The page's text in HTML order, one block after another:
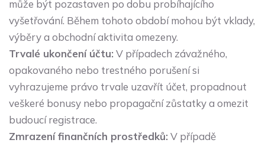
může být pozastaven po dobu probíhajícího
vyšetřování. Během tohoto období mohou být vklady,
výběry a obchodní aktivita omezeny.
Trvalé ukončení účtu: V případech závažného,
opakovaného nebo trestného porušení si
vyhrazujeme právo trvale uzavřít účet, propadnout
veškeré bonusy nebo propagační zůstatky a omezit
budoucí registrace.
Zmrazení finančních prostředků: V případě